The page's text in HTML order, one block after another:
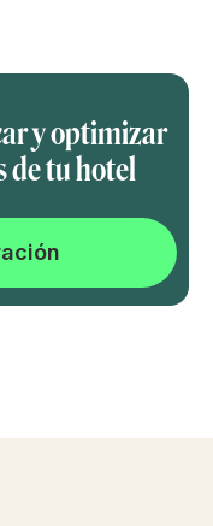
y optimizar
de tu hotel